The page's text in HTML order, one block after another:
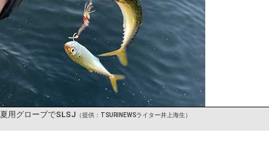
夏用グローブでSLSJ （提供：TSURINEWSライター井上海生）